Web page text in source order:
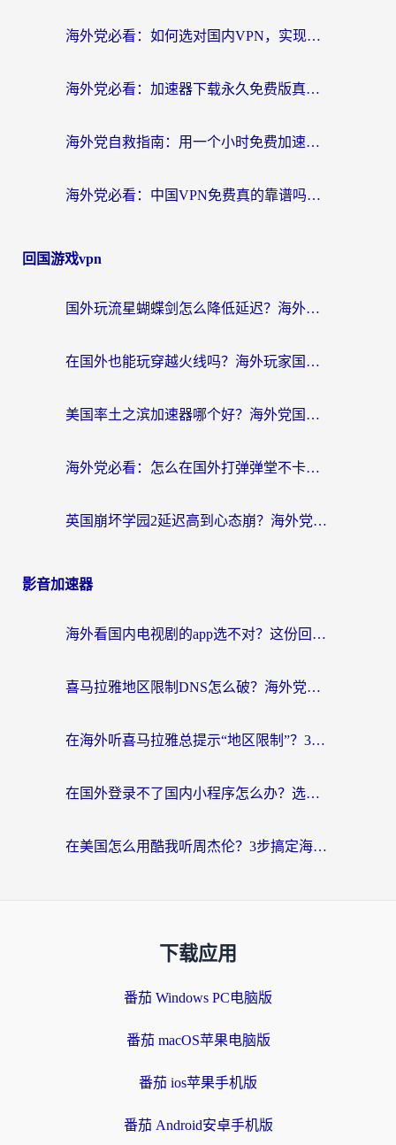
海外党必看：如何选对国内VPN，实现无缝访问国内资源？
海外党必看：加速器下载永久免费版真的存在吗？教你无缝访问国内资源的正确姿势
海外党自救指南：用一个小时免费加速器，轻松打破国内资源访问壁垒？
海外党必看：中国VPN免费真的靠谱吗？手把手教你选对回国加速器
回国游戏vpn
国外玩流星蝴蝶剑怎么降低延迟？海外党必看的加速秘籍（含欧洲鸣潮&彩虹岛优化攻略）
在国外也能玩穿越火线吗？海外玩家国服游戏畅玩终极指南
美国率土之滨加速器哪个好？海外党国服游戏畅玩终极指南（附多游戏解决方案）
海外党必看：怎么在国外打弹弹堂不卡？番茄加速器亲测指南
英国崩坏学园2延迟高到心态崩？海外党国服游戏加速终极指南
影音加速器
海外看国内电视剧的app选不对？这份回国加速器避坑指南帮你流畅追剧
喜马拉雅地区限制DNS怎么破？海外党听国内音乐听书的终极解决方案
在海外听喜马拉雅总提示“地区限制”？3步轻松解除+听国内音乐全攻略
在国外登录不了国内小程序怎么办？选对回国加速器，轻松解锁国内资源
在美国怎么用酷我听周杰伦？3步搞定海外听歌难题
下载应用
番茄 Windows PC电脑版
番茄 macOS苹果电脑版
番茄 ios苹果手机版
番茄 Android安卓手机版